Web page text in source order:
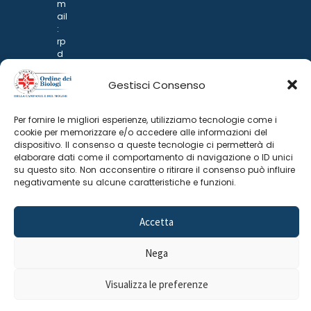
Gestisci Consenso
Per fornire le migliori esperienze, utilizziamo tecnologie come i
cookie per memorizzare e/o accedere alle informazioni del
dispositivo. Il consenso a queste tecnologie ci permetterà di
elaborare dati come il comportamento di navigazione o ID unici
su questo sito. Non acconsentire o ritirare il consenso può influire
negativamente su alcune caratteristiche e funzioni.
Accetta
Nega
Visualizza le preferenze
m
ail
:
rp
d
p
o
ar
i.it
2025 Odine Biologi della Campania